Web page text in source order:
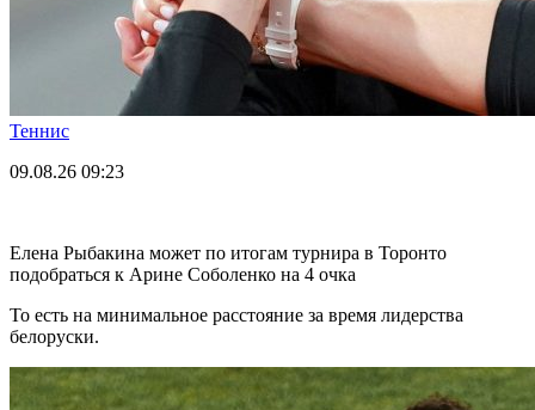
Теннис
09.08.26 09:23
Елена Рыбакина может по итогам турнира в Торонто
подобраться к Арине Соболенко на 4 очка
То есть на минимальное расстояние за время лидерства
белоруски.